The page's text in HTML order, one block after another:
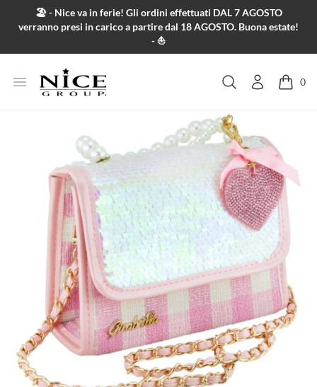
Salta al contenuto
🏖️ - Nice va in ferie! Gli ordini effettuati DAL 7 AGOSTO
verranno presi in carico a partire dal 18 AGOSTO. Buona estate!
- ⛵
Apri menu
Cerca
0